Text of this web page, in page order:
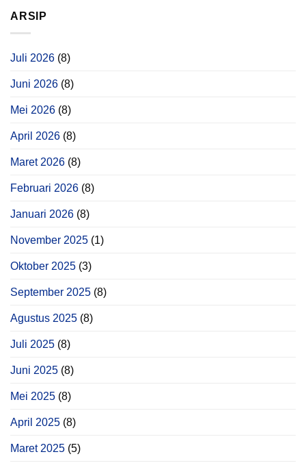
ARSIP
Juli 2026 (8)
Juni 2026 (8)
Mei 2026 (8)
April 2026 (8)
Maret 2026 (8)
Februari 2026 (8)
Januari 2026 (8)
November 2025 (1)
Oktober 2025 (3)
September 2025 (8)
Agustus 2025 (8)
Juli 2025 (8)
Juni 2025 (8)
Mei 2025 (8)
April 2025 (8)
Maret 2025 (5)